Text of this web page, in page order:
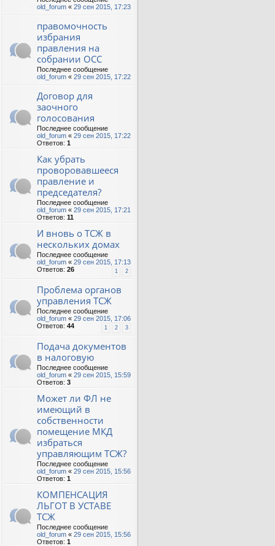
old_forum « 29 сен 2015, 17:23
правомочность
избрания
правления на
собрании ОСС
Последнее сообщение
old_forum « 29 сен 2015, 17:22
Договор для
заочного
голосования
Последнее сообщение
old_forum « 29 сен 2015, 17:22
Ответов: 1
Как убрать
проворовавшееся
правление и
председателя?
Последнее сообщение
old_forum « 29 сен 2015, 17:21
Ответов: 11
И вновь о ТСЖ в
нескольких домах
Последнее сообщение
old_forum « 29 сен 2015, 17:13
Ответов: 26 1 2
Проблема органов
управления ТСЖ
Последнее сообщение
old_forum « 29 сен 2015, 17:06
Ответов: 44 1 2 3
Подача документов
в налоговую
Последнее сообщение
old_forum « 29 сен 2015, 15:59
Ответов: 3
Может ли ФЛ не
имеющий в
собственности
помещение МКД
избраться
управляющим ТСЖ?
Последнее сообщение
old_forum « 29 сен 2015, 15:56
Ответов: 1
КОМПЕНСАЦИЯ
ЛЬГОТ В УСТАВЕ
ТСЖ
Последнее сообщение
old_forum « 29 сен 2015, 15:56
Ответов: 1